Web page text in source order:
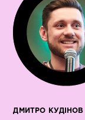
ДМИТРО КУДІНОВ